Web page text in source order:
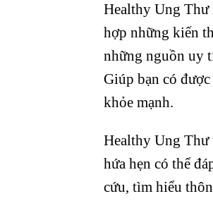
Healthy Ung Thư
hợp những kiến
những nguồn uy
Giúp bạn có
khỏe mạnh.
Healthy Ung Thư
hứa hẹn có thể
cứu, tìm hiểu